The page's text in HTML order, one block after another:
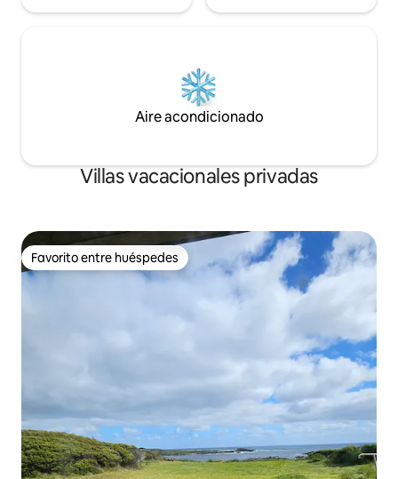
Aire acondicionado
Villas vacacionales privadas
Favorito entre huéspedes
Favorito entre huéspedes